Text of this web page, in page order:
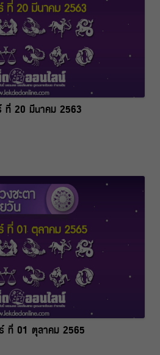
ที่ 20 มีนาคม 2563
ที่ 01 ตุลาคม 2565